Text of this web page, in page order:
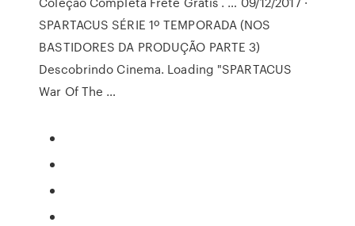
SPARTACUS SÉRIE 1º TEMPORADA (NOS
BASTIDORES DA PRODUÇÃO PARTE 3)
Descobrindo Cinema. Loading "SPARTACUS
War Of The …